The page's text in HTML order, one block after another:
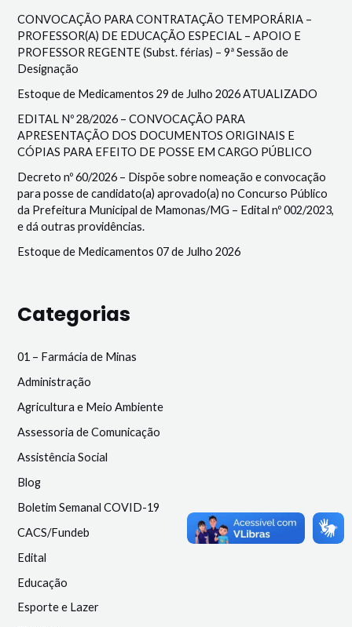
CONVOCAÇÃO PARA CONTRATAÇÃO TEMPORÁRIA –
PROFESSOR(A) DE EDUCAÇÃO ESPECIAL – APOIO E
PROFESSOR REGENTE (Subst. férias) – 9ª Sessão de
Designação
Estoque de Medicamentos 29 de Julho 2026 ATUALIZADO
EDITAL Nº 28/2026 – CONVOCAÇÃO PARA
APRESENTAÇÃO DOS DOCUMENTOS ORIGINAIS E
CÓPIAS PARA EFEITO DE POSSE EM CARGO PÚBLICO
Decreto nº 60/2026 – Dispõe sobre nomeação e convocação
para posse de candidato(a) aprovado(a) no Concurso Público
da Prefeitura Municipal de Mamonas/MG – Edital nº 002/2023,
e dá outras providências.
Estoque de Medicamentos 07 de Julho 2026
Categorias
01 – Farmácia de Minas
Administração
Agricultura e Meio Ambiente
Assessoria de Comunicação
Assistência Social
Blog
Boletim Semanal COVID-19
CACS/Fundeb
Edital
Educação
Esporte e Lazer